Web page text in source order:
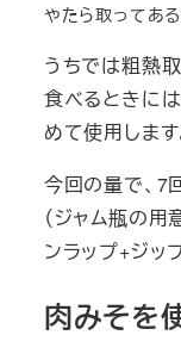
やたら取ってあ
うちでは粗熱
食べるときに
めて使用します
今回の量で、7
（ジャム瓶の
ンラップ+ジッ
肉みそを